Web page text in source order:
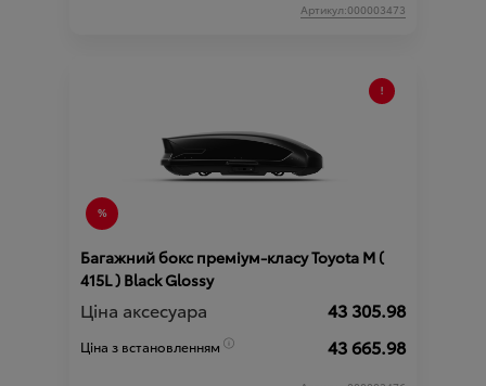
Артикул:000003473
Багажний бокс преміум-класу Toyota М (
415L ) Black Glossy
Ціна аксесуара 43 305.98
Ціна з встановленням 43 665.98